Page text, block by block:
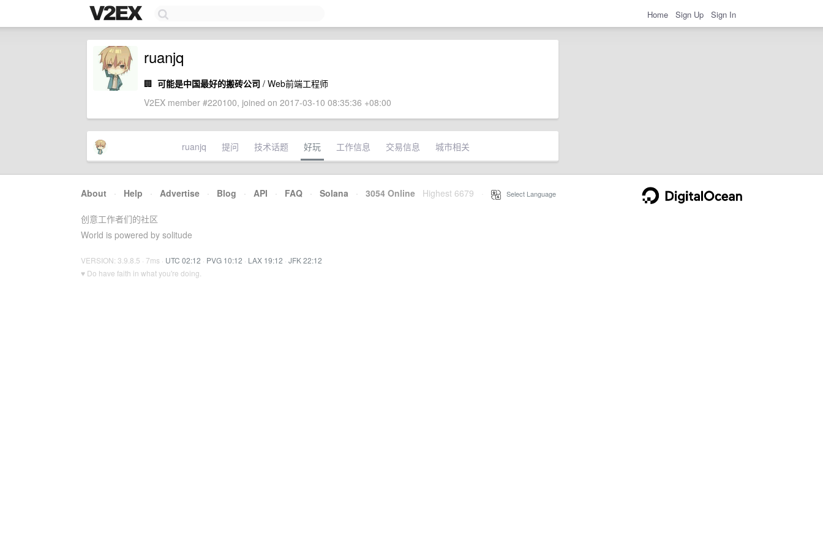
Home Sign Up Sign In
ruanjq
🏢 可能是中国最好的搬砖公司 / Web前端工程师
V2EX member #220100, joined on 2017-03-10 08:35:36 +08:00
ruanjq 提问 技术话题 好玩 工作信息 交易信息 城市相关
About · Help · Advertise · Blog · API · FAQ · Solana · 3054 Online Highest 6679 Select Language
创意工作者们的社区
World is powered by solitude
VERSION: 3.9.8.5 · 7ms · UTC 02:12 · PVG 10:12 · LAX 19:12 · JFK 22:12
♥ Do have faith in what you're doing.